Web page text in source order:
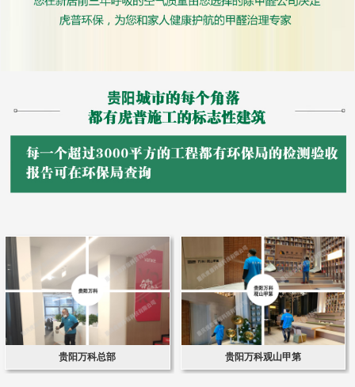
贵阳万科总部 贵阳万科观山甲第